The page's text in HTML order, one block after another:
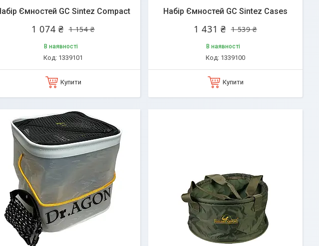
Ємностей GC Sintez Compact
1 154 ₴
1 074 ₴
В наявності
1339101
Купити
Набір Ємностей GC Sintez Cases
1 539 ₴
1 431 ₴
В наявності
1339100
Купити